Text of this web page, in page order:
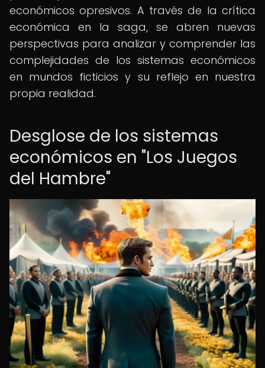
económicos opresivos. A través de la crítica
económica en la saga, se abren nuevas
perspectivas para analizar y comprender las
complejidades de los sistemas económicos
en mundos ficticios y su reflejo en nuestra
propia realidad.
Desglose de los sistemas
económicos en "Los Juegos
del Hambre"